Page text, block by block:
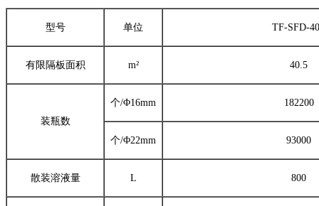
型号 单位 TF-SFD-
有限隔板面积 m² 40.5
装瓶数
个/Φ16mm 182200
个/Φ22mm 93000
散装溶液量 L 800